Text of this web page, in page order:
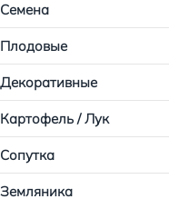
Семена
Плодовые
Декоративные
Картофель / Лук
Сопутка
Земляника